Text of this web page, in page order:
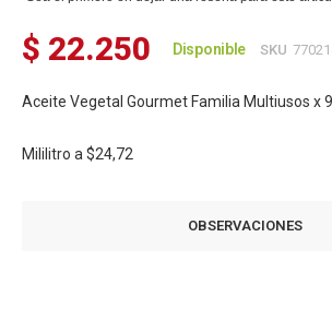
$ 22.250 Disponible SKU
Aceite Vegetal Gourmet Familia Multiusos x
Mililitro a $24,72
OBSERVACIONES